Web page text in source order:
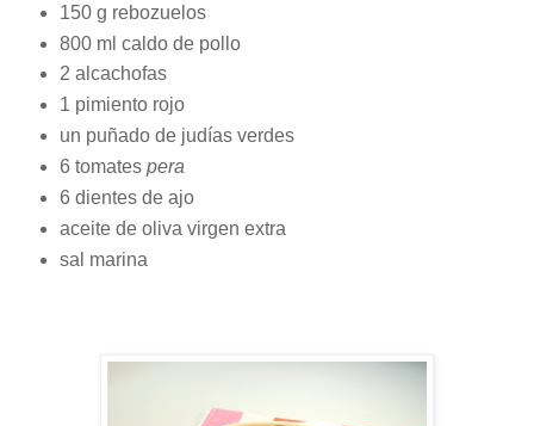
150 g rebozuelos
800 ml caldo de pollo
2 alcachofas
1 pimiento rojo
un puñado de judías verdes
6 tomates pera
6 dientes de ajo
aceite de oliva virgen extra
sal marina